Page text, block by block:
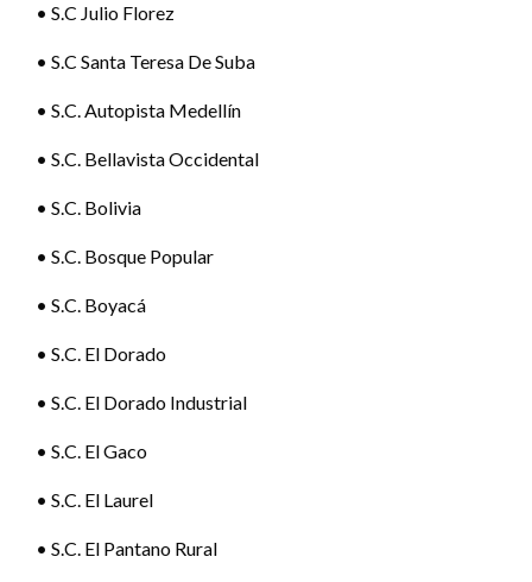
• S.C Julio Florez
• S.C Santa Teresa De Suba
• S.C. Autopista Medellín
• S.C. Bellavista Occidental
• S.C. Bolivia
• S.C. Bosque Popular
• S.C. Boyacá
• S.C. El Dorado
• S.C. El Dorado Industrial
• S.C. El Gaco
• S.C. El Laurel
• S.C. El Pantano Rural